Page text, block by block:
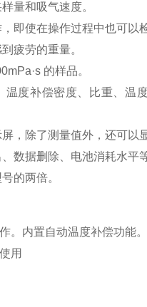
量和吸气速度。
即使在操作过程中也可以
疲劳的重量。
的样品。
温度补偿密度、比重、温
，除了测量值外，还可
数据删除、电池消耗水平等
的两倍。
。 内置自动温度补偿功能。
用